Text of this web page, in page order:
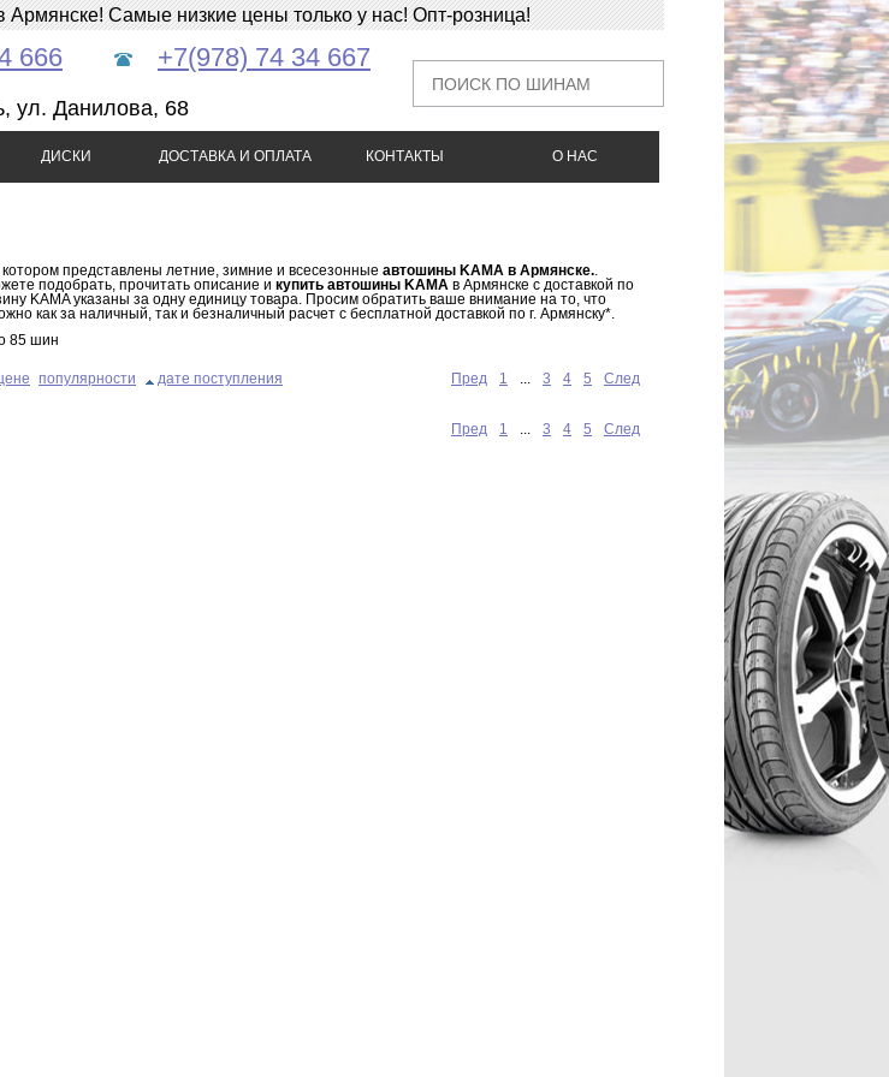
Самые низкие цены только у нас! Опт-розница!
666 +7(978) 74 34 667
ул. Данилова, 68
ДИСКИ ДОСТАВКА И ОПЛАТА КОНТАКТЫ О НАС
представлены летние, зимние и всесезонные автошины KAMA в Армянске..
подобрать, прочитать описание и купить автошины KAMA в Армянске с доставкой по
KAMA указаны за одну единицу товара. Просим обратить ваше внимание на то, что
как за наличный, так и безналичный расчет с бесплатной доставкой по г. Армянску*.
85 шин
популярности дате поступления Пред 1 ... 3 4 5 След
Пред 1 ... 3 4 5 След